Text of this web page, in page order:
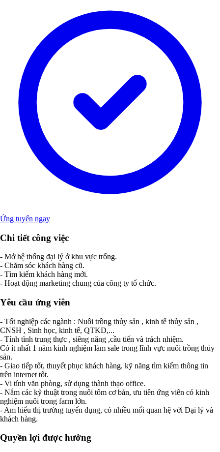
Ứng tuyển ngay
Chi tiết công việc
- Mở hệ thống đại lý ở khu vực trống.
- Chăm sóc khách hàng cũ.
- Tìm kiếm khách hàng mới.
- Hoạt động marketing chung của công ty tổ chức.
Yêu cầu ứng viên
- Tốt nghiệp các ngành : Nuôi trồng thủy sản , kinh tế thủy sản ,
CNSH , Sinh học, kinh tế, QTKD,...
- Tính tình trung thực , siêng năng ,cầu tiến và trách nhiệm.
Có ít nhất 1 năm kinh nghiệm làm sale trong lĩnh vực nuôi trồng thủy
sản.
- Giao tiếp tốt, thuyết phục khách hàng, kỹ năng tìm kiếm thông tin
trên internet tốt.
- Vi tính văn phòng, sử dụng thành thạo office.
- Nắm các kỹ thuật trong nuôi tôm cơ bản, ưu tiên ứng viên có kinh
nghiệm nuôi trong farm lớn.
- Am hiểu thị trường tuyển dụng, có nhiều mối quan hệ với Đại lý và
khách hàng.
Quyền lợi được hưởng